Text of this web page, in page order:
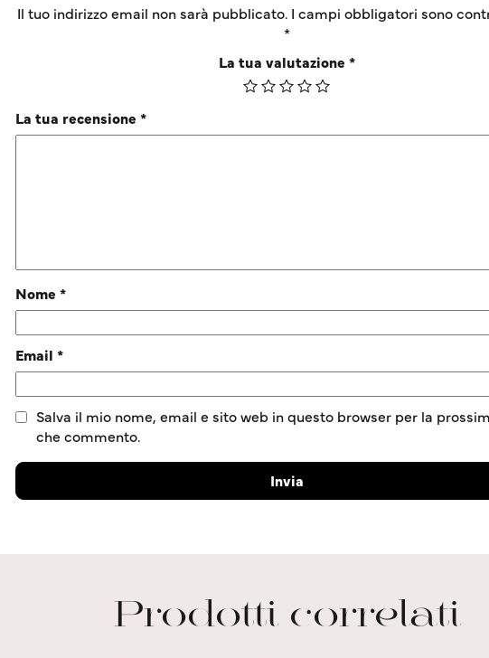
Il tuo indirizzo email non sarà pubblicato. I campi obbligatori sono
*
La tua valutazione *
La tua recensione *
Nome *
Email *
Salva il mio nome, email e sito web in questo browser per la
che commento.
Prodotti correlati